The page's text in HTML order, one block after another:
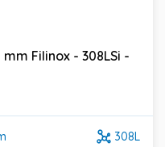
Filinox - 308LSi -
308L